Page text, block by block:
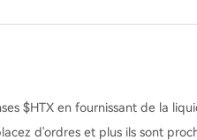
$HTX en fournissant de la
d'ordres et plus ils sont